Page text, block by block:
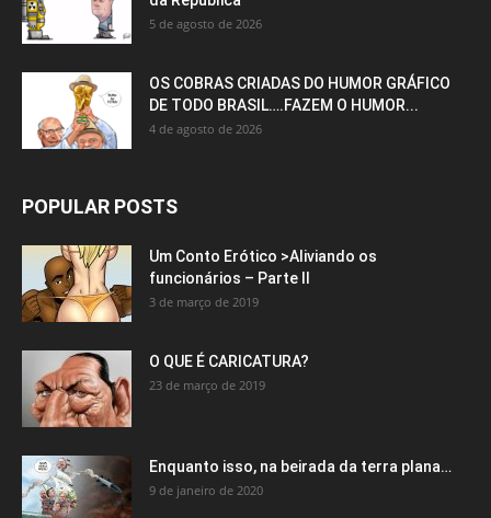
5 de agosto de 2026
OS COBRAS CRIADAS DO HUMOR GRÁFICO
DE TODO BRASIL….FAZEM O HUMOR...
4 de agosto de 2026
POPULAR POSTS
Um Conto Erótico >Aliviando os
funcionários – Parte II
3 de março de 2019
O QUE É CARICATURA?
23 de março de 2019
Enquanto isso, na beirada da terra plana…
9 de janeiro de 2020